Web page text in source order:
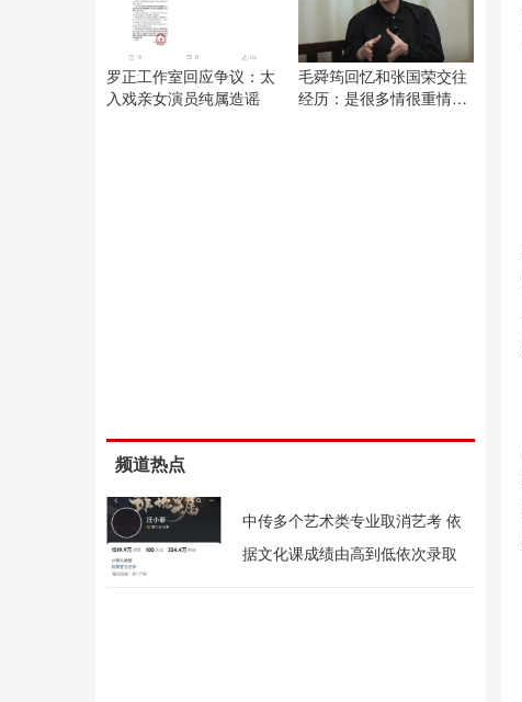
罗正工作室回应争议：太
入戏亲女演员纯属造谣
毛舜筠回忆和张国荣交往
经历：是很多情很重情的
频道热点
中传多个艺术类专业取消艺考 依
据文化课成绩由高到低依次录取